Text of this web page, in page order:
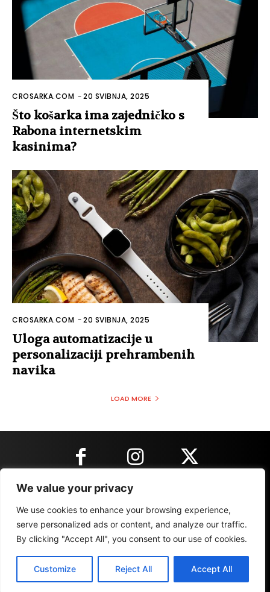
We value your privacy
We use cookies to enhance your browsing experience,
serve personalized ads or content, and analyze our traffic.
By clicking "Accept All", you consent to our use of cookies.
Customize Reject All Accept All
CROSARKA.COM -20 SVIBNJA, 2025
Što košarka ima zajedničko s
Rabona internetskim
kasinima?
CROSARKA.COM -20 SVIBNJA, 2025
Uloga automatizacije u
personalizaciji prehrambenih
navika
LOAD MORE
KONTAKT INFORMACIJE
IMPRESSUM MARKETING REZULTATI